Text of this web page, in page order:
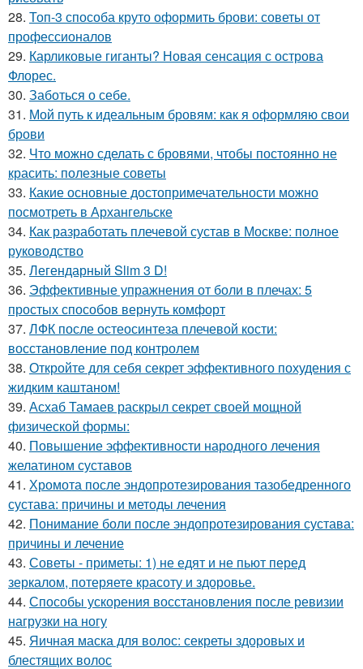
28. Топ-3 способа круто оформить брови: советы от
профессионалов
29. Карликовые гиганты? Новая сенсация с острова
Флорес.
30. Заботься о себе.
31. Мой путь к идеальным бровям: как я оформляю свои
брови
32. Что можно сделать с бровями, чтобы постоянно не
красить: полезные советы
33. Какие основные достопримечательности можно
посмотреть в Архангельске
34. Как разработать плечевой сустав в Москве: полное
руководство
35. Легендарный Slim 3 D!
36. Эффективные упражнения от боли в плечах: 5
простых способов вернуть комфорт
37. ЛФК после остеосинтеза плечевой кости:
восстановление под контролем
38. Откройте для себя секрет эффективного похудения с
жидким каштаном!
39. Асхаб Тамаев раскрыл секрет своей мощной
физической формы:
40. Повышение эффективности народного лечения
желатином суставов
41. Хромота после эндопротезирования тазобедренного
сустава: причины и методы лечения
42. Понимание боли после эндопротезирования сустава:
причины и лечение
43. Советы - приметы: 1) не едят и не пьют перед
зеркалом, потеряете красоту и здоровье.
44. Способы ускорения восстановления после ревизии
нагрузки на ногу
45. Яичная маска для волос: секреты здоровых и
блестящих волос